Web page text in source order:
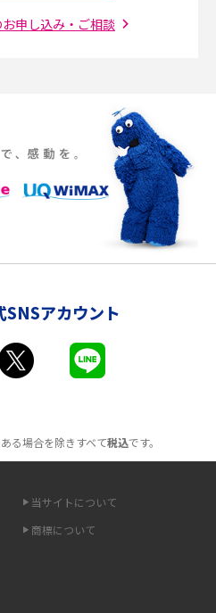
ト・デメリット、中継機との違いを解
ットとは？選び方や向いている方の特
ススメの選び方は？メリット・デメリ
用できる？口座振替の方法や注意点も
やメリット・デメリットを解説
メリット・デメリットや選び方を解説
は？おススメする方の特徴や選び方を
申し込み・ご相談
SNSアカウント
る場合を除きすべて税込です。
当サイトについて
商標について